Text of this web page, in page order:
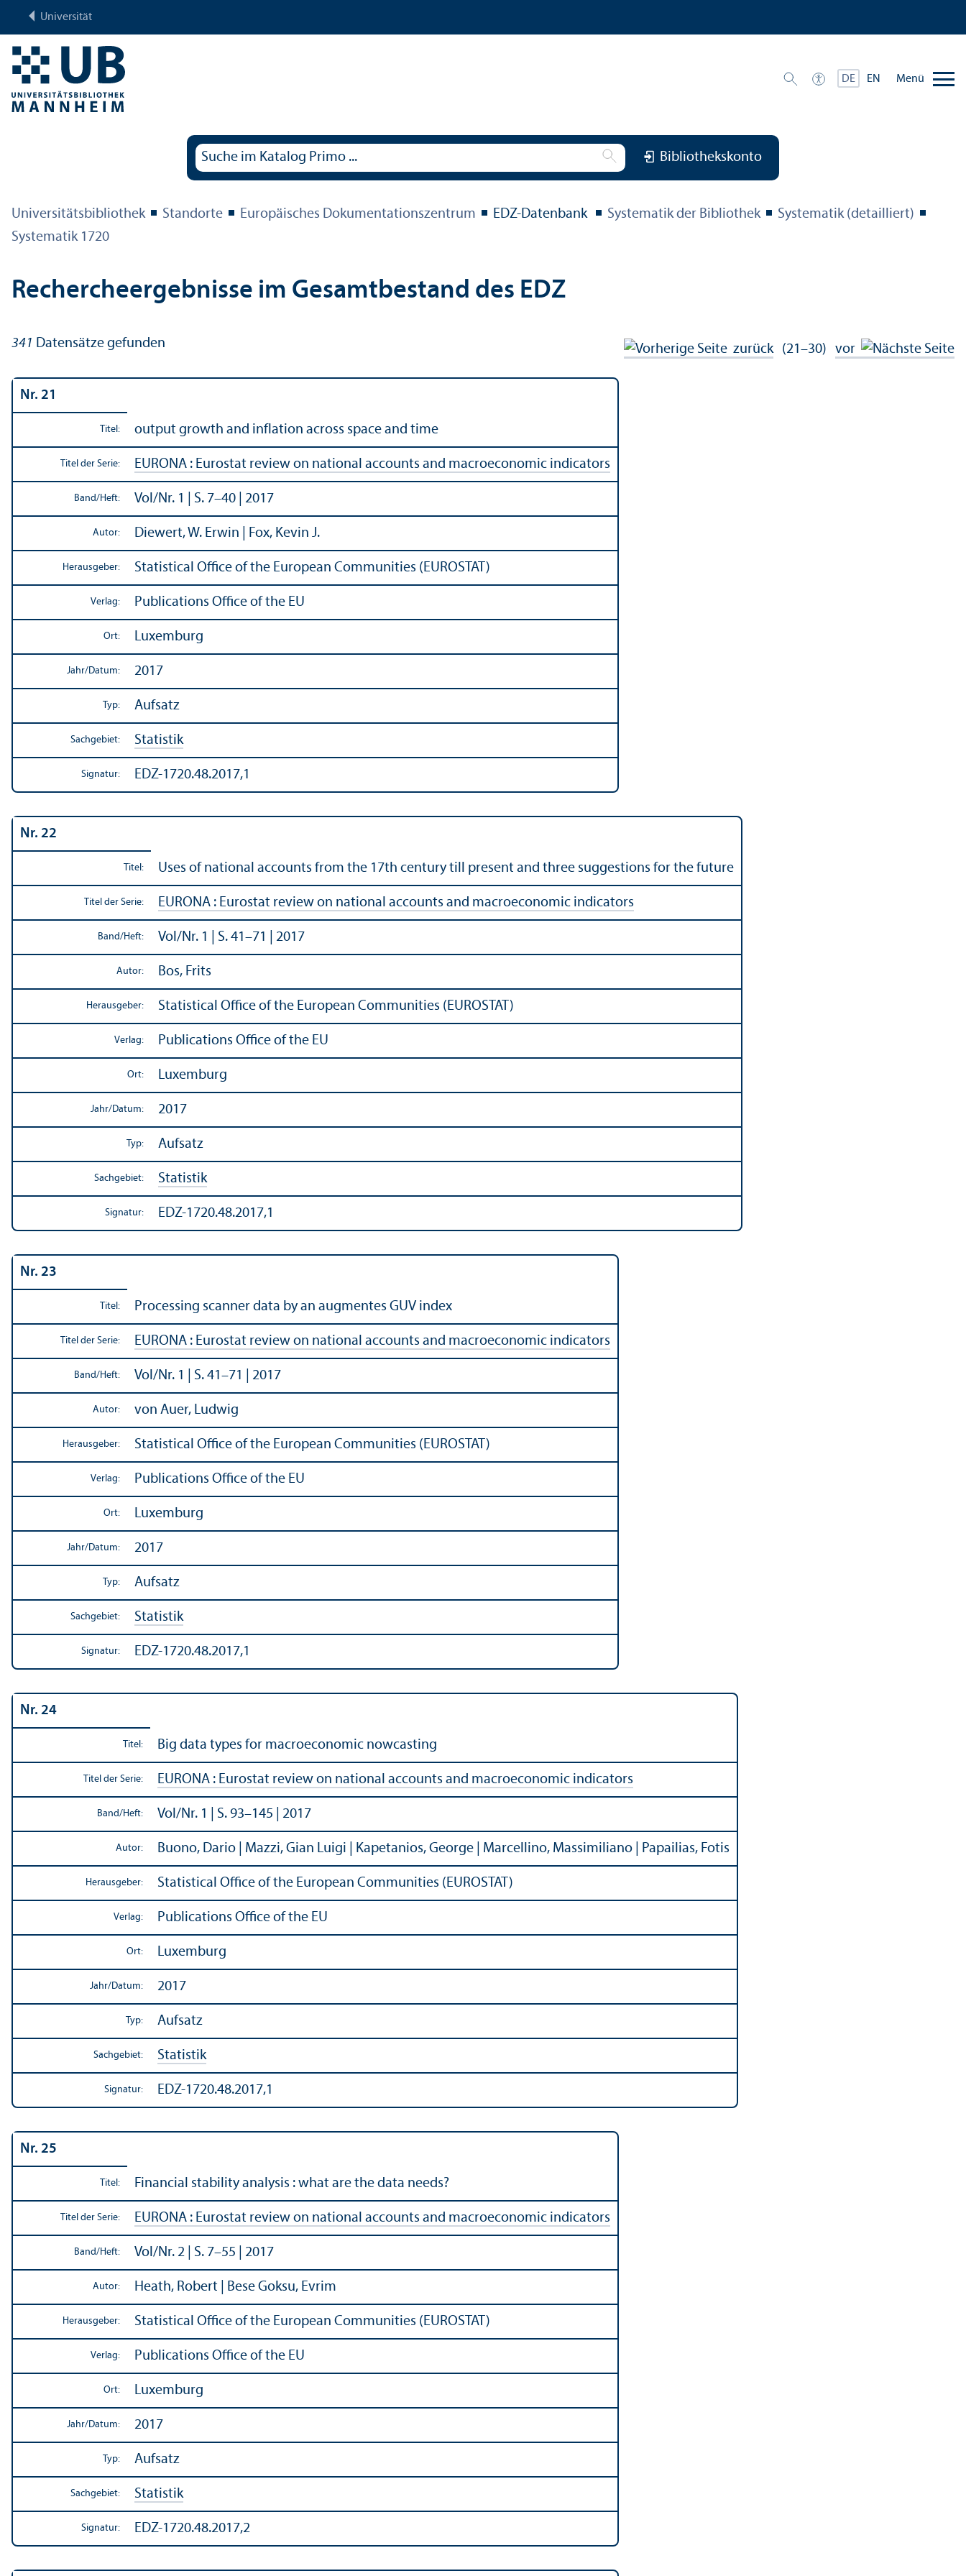
Universität
DE EN Menü
Bibliothekskonto
Universitäts­bibliothek Standorte Europäisches Dokumentations­zentrum EDZ-Datenbank Systematik der Bibliothek
Systematik (detailliert)
Systematik 1720
Rechercheergebnisse im Gesamtbestand des EDZ
341 Datensätze gefunden zurück(21–30) vor
Nr. 21
Titel: output growth and inflation across space and time
Titel der Serie: EURONA : Eurostat review on national accounts and macroeconomic indicators
Band/Heft: Vol/Nr. 1 | S. 7–40 | 2017
Autor: Diewert, W. Erwin | Fox, Kevin J.
Herausgeber: Statistical Office of the European Communities (EUROSTAT)
Verlag: Publications Office of the EU
Ort: Luxemburg
Jahr/Datum: 2017
Typ: Aufsatz
Sachgebiet: Statistik
Signatur: EDZ-1720.48.2017,1
Nr. 22
Titel: Uses of national accounts from the 17th century till present and three suggestions for the future
Titel der Serie: EURONA : Eurostat review on national accounts and macroeconomic indicators
Band/Heft: Vol/Nr. 1 | S. 41–71 | 2017
Autor: Bos, Frits
Herausgeber: Statistical Office of the European Communities (EUROSTAT)
Verlag: Publications Office of the EU
Ort: Luxemburg
Jahr/Datum: 2017
Typ: Aufsatz
Sachgebiet: Statistik
Signatur: EDZ-1720.48.2017,1
Nr. 23
Titel: Processing scanner data by an augmentes GUV index
Titel der Serie: EURONA : Eurostat review on national accounts and macroeconomic indicators
Band/Heft: Vol/Nr. 1 | S. 41–71 | 2017
Autor: von Auer, Ludwig
Herausgeber: Statistical Office of the European Communities (EUROSTAT)
Verlag: Publications Office of the EU
Ort: Luxemburg
Jahr/Datum: 2017
Typ: Aufsatz
Sachgebiet: Statistik
Signatur: EDZ-1720.48.2017,1
Nr. 24
Titel: Big data types for macroeconomic nowcasting
Titel der Serie: EURONA : Eurostat review on national accounts and macroeconomic indicators
Band/Heft: Vol/Nr. 1 | S. 93–145 | 2017
Autor: Buono, Dario | Mazzi, Gian Luigi | Kapetanios, George | Marcellino, Massimiliano | Papailias, Fotis
Herausgeber: Statistical Office of the European Communities (EUROSTAT)
Verlag: Publications Office of the EU
Ort: Luxemburg
Jahr/Datum: 2017
Typ: Aufsatz
Sachgebiet: Statistik
Signatur: EDZ-1720.48.2017,1
Nr. 25
Titel: Financial stability analysis : what are the data needs?
Titel der Serie: EURONA : Eurostat review on national accounts and macroeconomic indicators
Band/Heft: Vol/Nr. 2 | S. 7–55 | 2017
Autor: Heath, Robert | Bese Goksu, Evrim
Herausgeber: Statistical Office of the European Communities (EUROSTAT)
Verlag: Publications Office of the EU
Ort: Luxemburg
Jahr/Datum: 2017
Typ: Aufsatz
Sachgebiet: Statistik
Signatur: EDZ-1720.48.2017,2